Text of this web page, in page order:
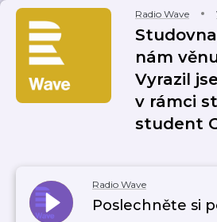
Radio Wave
nám
Vyrazil
v rámci
student
Radio Wave
Poslechněte si